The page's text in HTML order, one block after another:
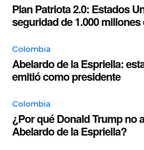
Plan Patriota 2.0: Estados
seguridad de 1.000
Colombia
Abelardo de la Espriella:
emitió como presidente
Colombia
¿Por qué Donald Trump no
Abelardo de la Espriella?